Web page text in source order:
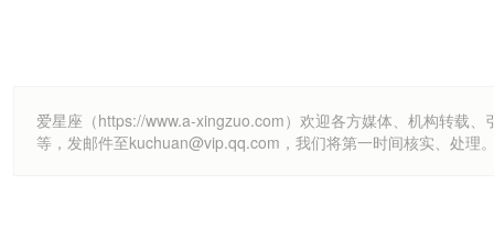
爱星座（https://www.a-xingzuo.com）欢迎各方媒体、机构转载
等，发邮件至kuchuan@vip.qq.com，我们将第一时间核实、处理